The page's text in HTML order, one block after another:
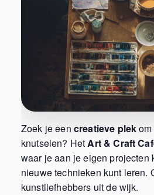
Zoek je een creatieve plek
knutselen? HetArt & Craft
waar je aan je eigen projecten
nieuwe technieken kunt leren.
kunstliefhebbers uit de wijk.